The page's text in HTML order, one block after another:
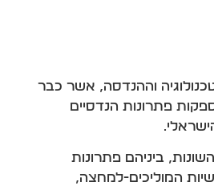
וההנדסה, אשר כבר
פתרונות הנדסיים
ביניהם פתרונות
המוליכים-למחצה,